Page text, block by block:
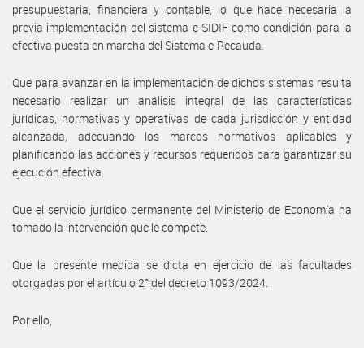
presupuestaria, financiera y contable, lo que hace necesaria la
previa implementación del sistema e-SIDIF como condición para la
efectiva puesta en marcha del Sistema e-Recauda.
Que para avanzar en la implementación de dichos sistemas resulta
necesario realizar un análisis integral de las características
jurídicas, normativas y operativas de cada jurisdicción y entidad
alcanzada, adecuando los marcos normativos aplicables y
planificando las acciones y recursos requeridos para garantizar su
ejecución efectiva.
Que el servicio jurídico permanente del Ministerio de Economía ha
tomado la intervención que le compete.
Que la presente medida se dicta en ejercicio de las facultades
otorgadas por el artículo 2° del decreto 1093/2024.
Por ello,